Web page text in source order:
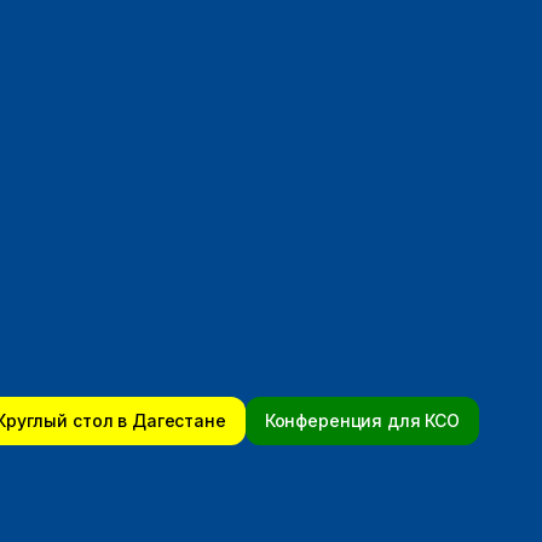
стол в Дагестане Конференция для КСО